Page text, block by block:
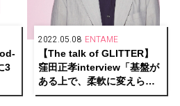
3
2022.05.08 ENTAME
【The talk of GLITTER】
窪田正孝interview「基盤が
ある上で、柔軟に変えられ
るスペースは作っておきた